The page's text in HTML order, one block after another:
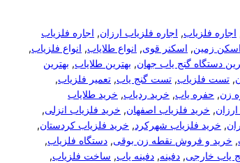
اجاره فلزیاب, اجاره فلزیاب ارزان, اجاره فلزیاب
اسکن زمین, اسکنر قوی, انواع طلایاب, انواع فلزیاب,
دستگاه گنج یاب جهان, بهترین طلایاب, بهترین
, تست فلزیاب, تست گنج یاب, تعمیر فلزیاب,
زن, حفره یاب, خرید ردیاب, خرید طلایاب
, خرید فلزیاب اصفهان, خرید فلزیاب انزلی,
, خرید فلزیاب شهرکرد, خرید فلزیاب کردستان,
, خرید و فروش نقطه زن بوقی, دستگاه فلزیاب,
یاب خارجی, دفینه, دفینه یاب, ساخت فلزیاب,